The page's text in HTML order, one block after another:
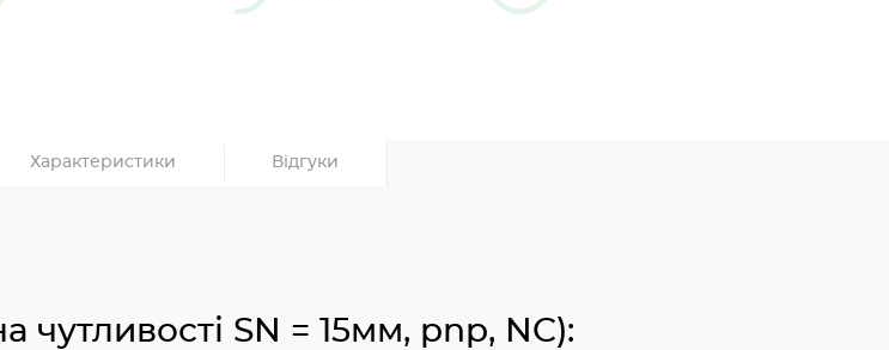
Характеристики Відгуки
чутливості SN = 15мм, pnp, NC):